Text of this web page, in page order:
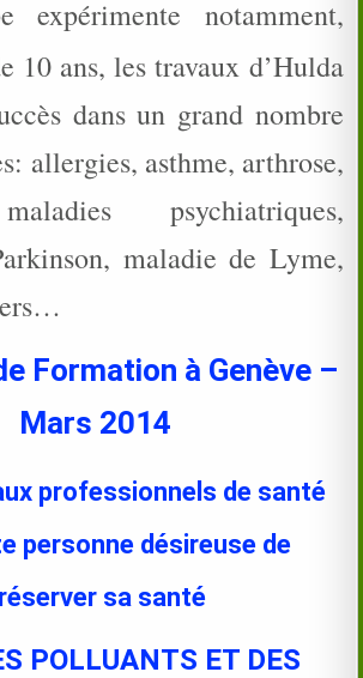
expérimente notamment,
10 ans, les travaux d’Hulda
dans un grand nombre
allergies, asthme, arthrose,
psychiatriques,
maladie de Lyme,
Formation à Genève –
Mars 2014
professionnels de santé
personne désireuse de
sa santé
POLLUANTS ET DES